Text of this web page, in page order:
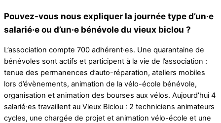
Pouvez-vous nous expliquer la journée type d’un·e
salarié·e ou d’un·e bénévole du vieux biclou ?
L’association compte 700 adhérent·es. Une quarantaine de
bénévoles sont actifs et participent à la vie de l’association :
tenue des permanences d’auto-réparation, ateliers mobiles
lors d’évènements, animation de la vélo-école bénévole,
organisation et animation des bourses aux vélos. Aujourd’hui 4
salarié·es travaillent au Vieux Biclou : 2 techniciens animateurs
cycles, une chargée de projet et animation vélo-école et une